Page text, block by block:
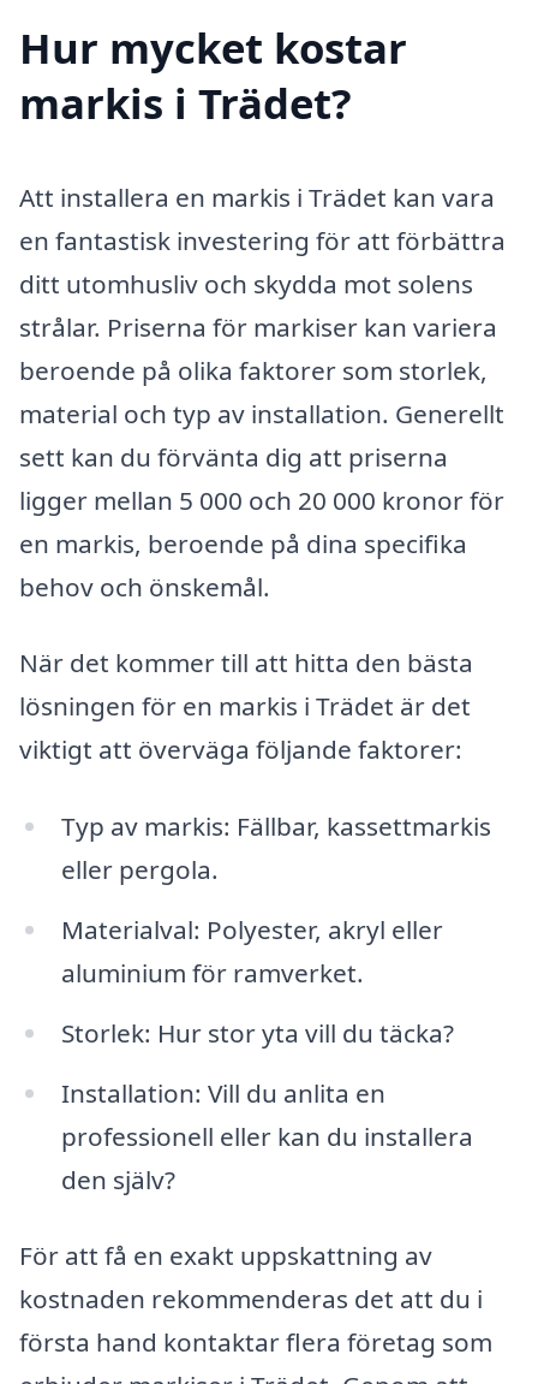
Hur mycket kostar
markis i Trädet?
Att installera en markis i Trädet kan vara
en fantastisk investering för att förbättra
ditt utomhusliv och skydda mot solens
strålar. Priserna för markiser kan variera
beroende på olika faktorer som storlek,
material och typ av installation. Generellt
sett kan du förvänta dig att priserna
ligger mellan 5 000 och 20 000 kronor för
en markis, beroende på dina specifika
behov och önskemål.
När det kommer till att hitta den bästa
lösningen för en markis i Trädet är det
viktigt att överväga följande faktorer:
Typ av markis: Fällbar, kassettmarkis
eller pergola.
Materialval: Polyester, akryl eller
aluminium för ramverket.
Storlek: Hur stor yta vill du täcka?
Installation: Vill du anlita en
professionell eller kan du installera
den själv?
För att få en exakt uppskattning av
kostnaden rekommenderas det att du i
första hand kontaktar flera företag som